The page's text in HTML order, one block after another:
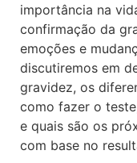
importância na
confirmação da
emoções e
discutiremos em
gravidez, os
como fazer o
e quais são os
com base no